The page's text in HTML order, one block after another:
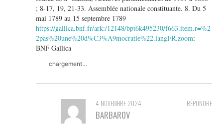
; 8-17, 19, 21-33. Assemblée nationale constituante. 8. Du 5
mai 1789 au 15 septembre 1789
https://gallica.bnf.fr/ark:/12148/bpt6k495230/f663.item.r=%2
2pas%20une%20d%C3%A9mocratie%22.langFR.zoom:
BNF Gallica
chargement…
RÉPONDRE
4 NOVEMBRE 2024
BARBAROV